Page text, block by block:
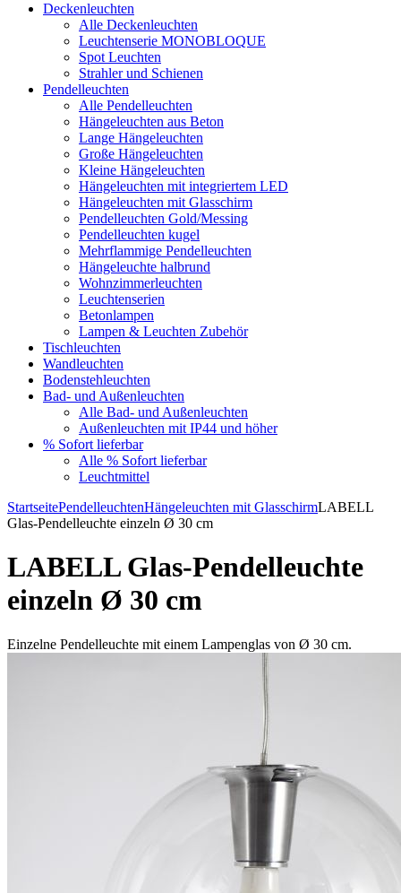
Deckenleuchten
Alle Deckenleuchten
Leuchtenserie MONOBLOQUE
Spot Leuchten
Strahler und Schienen
Pendelleuchten
Alle Pendelleuchten
Hängeleuchten aus Beton
Lange Hängeleuchten
Große Hängeleuchten
Kleine Hängeleuchten
Hängeleuchten mit integriertem LED
Hängeleuchten mit Glasschirm
Pendelleuchten Gold/Messing
Pendelleuchten kugel
Mehrflammige Pendelleuchten
Hängeleuchte halbrund
Wohnzimmerleuchten
Leuchtenserien
Betonlampen
Lampen & Leuchten Zubehör
Tischleuchten
Wandleuchten
Bodenstehleuchten
Bad- und Außenleuchten
Alle Bad- und Außenleuchten
Außenleuchten mit IP44 und höher
% Sofort lieferbar
Alle % Sofort lieferbar
Leuchtmittel
StartseitePendelleuchtenHängeleuchten mit GlasschirmLABELL
Glas-Pendelleuchte einzeln Ø 30 cm
LABELL Glas-Pendelleuchte
einzeln Ø 30 cm
Einzelne Pendelleuchte mit einem Lampenglas von Ø 30 cm.